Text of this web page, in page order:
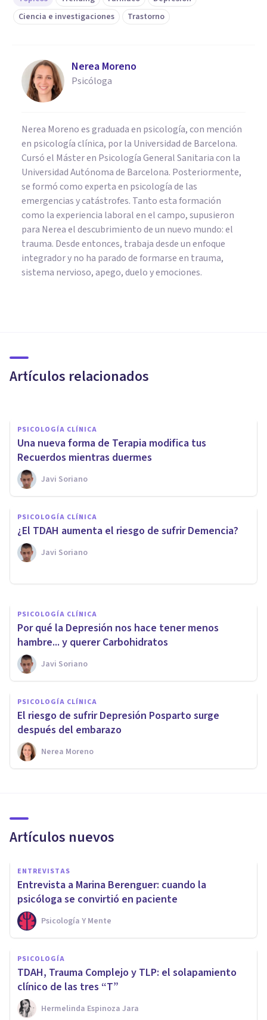
Ciencia e investigaciones
Trastorno
Nerea Moreno
Psicóloga
Nerea Moreno es graduada en psicología, con mención
en psicología clínica, por la Universidad de Barcelona.
Cursó el Máster en Psicología General Sanitaria con la
Universidad Autónoma de Barcelona. Posteriormente,
se formó como experta en psicología de las
emergencias y catástrofes. Tanto esta formación
como la experiencia laboral en el campo, supusieron
para Nerea el descubrimiento de un nuevo mundo: el
trauma. Desde entonces, trabaja desde un enfoque
integrador y no ha parado de formarse en trauma,
sistema nervioso, apego, duelo y emociones.
Artículos relacionados
de los traumas, según un
estudio
PSICOLOGÍA CLÍNICA
Una nueva forma de Terapia modifica tus
Recuerdos mientras duermes
Javi Soriano
PSICOLOGÍA CLÍNICA
¿El TDAH aumenta el riesgo de sufrir Demencia?
Javi Soriano
PSICOFARMACOLOGÍA
Los efectos anti-depresión de
la psilocibina pueden durar
hasta dos años, según un
estudio
PSICOLOGÍA CLÍNICA
Por qué la Depresión nos hace tener menos
hambre... y querer Carbohidratos
Javi Soriano
PSICOLOGÍA CLÍNICA
El riesgo de sufrir Depresión Posparto surge
después del embarazo
Nerea Moreno
Artículos nuevos
ENTREVISTAS
Entrevista a Marina Berenguer: cuando la
psicóloga se convirtió en paciente
Psicología Y Mente
PSICOLOGÍA
TDAH, Trauma Complejo y TLP: el solapamiento
clínico de las tres “T”
Hermelinda Espinoza Jara